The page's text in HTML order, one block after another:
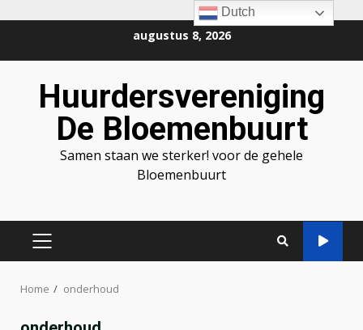
inhoud
augustus 8, 2026
Huurdersvereniging
De Bloemenbuurt
Samen staan we sterker! voor de gehele
Bloemenbuurt
PRIMAIR
Home onderhoud
Dutch